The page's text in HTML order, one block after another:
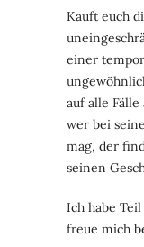
Kauft euch
einer
auf alle
wer bei
mag, der
seinen
Ich habe Teil
freue mich